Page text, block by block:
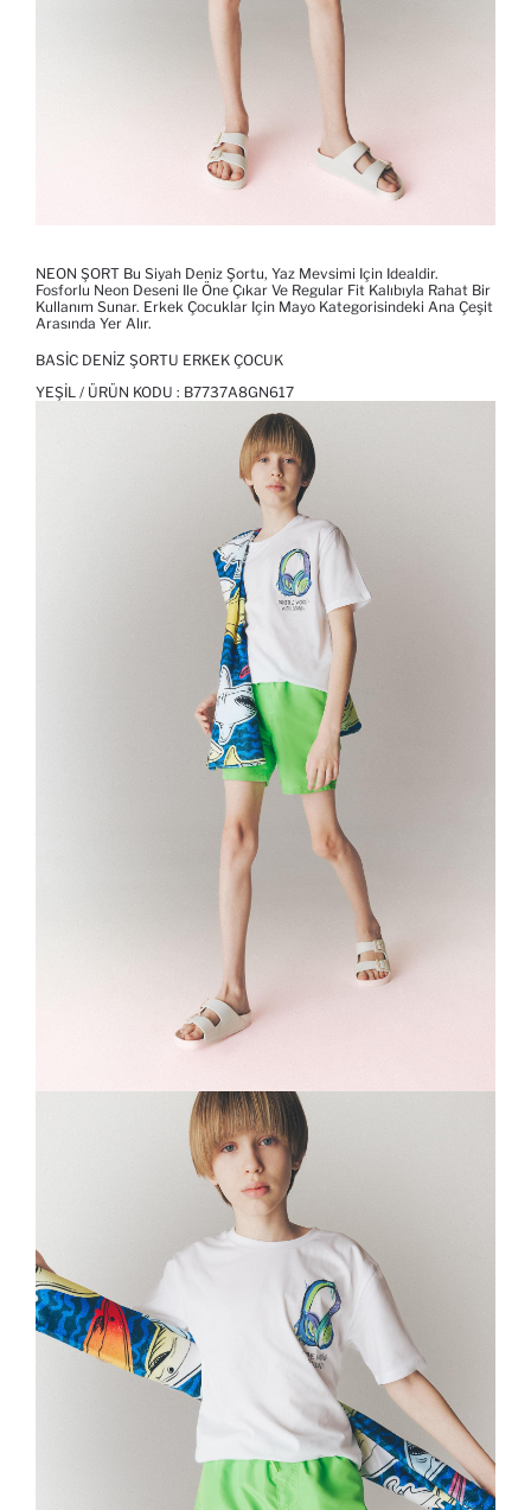
NEON ŞORT Bu Siyah Deniz Şortu, Yaz Mevsimi Için Idealdir.
Fosforlu Neon Deseni Ile Öne Çıkar Ve Regular Fit Kalıbıyla Rahat Bir
Kullanım Sunar. Erkek Çocuklar Için Mayo Kategorisindeki Ana Çeşit
Arasında Yer Alır.
BASIC DENIZ ŞORTU ERKEK ÇOCUK
YEŞIL / ÜRÜN KODU : B7737A8GN617